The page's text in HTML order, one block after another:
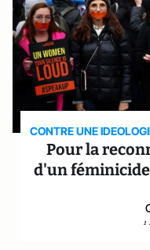
CONTRE UNE
Pour la
d'un féminicide
1